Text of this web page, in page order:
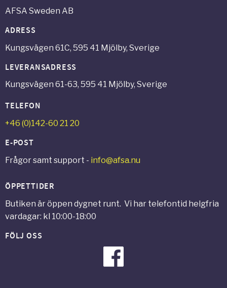
AFSA Sweden AB
ADRESS
Kungsvägen 61C, 595 41 Mjölby, Sverige
LEVERANSADRESS
Kungsvägen 61-63, 595 41 Mjölby, Sverige
TELEFON
+46 (0)142-60 21 20
E-POST
Frågor samt support - info@afsa.nu
ÖPPETTIDER
Butiken är öppen dygnet runt. Vi har telefontid helgfria
vardagar: kl 10:00-18:00
FÖLJ OSS